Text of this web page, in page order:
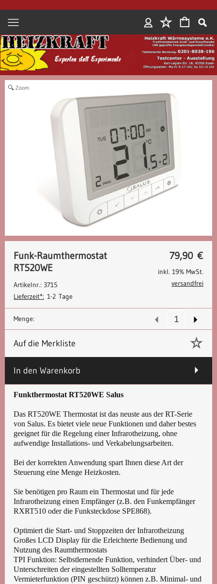
Anmelden
Zoom
79,90 €
Funk-Raumthermostat
RT520WE
Artikelnr.: 3715
Lieferzeit*: 1-2 Tage
inkl. 19% MwSt.
versandfrei
Menge:
Auf die Merkliste
In den Warenkorb
Funkthermostat RT520WE Salus
Das RT520WE Thermostat ist das neuste aus der RT-Serie
von Salus. Es bietet viele neue Funktionen und daher bestes
geeignet für die Regelung einer Infrarotheizung, ohne
aufwendige Installations- und Verkabelungsarbeiten.
Bei der korrekten Anwendung spart Ihnen diese Art der
Steuerung eine Menge Heizkosten.
Sie benötigen pro Raum ein Thermostat und für jede
Infrarotheizung einen Empfänger (z.B. den Funkempfänger
RXRT510 oder die Funksteckdose SPE868).
Optimiert die Start- und Stoppzeiten der Infrarotheizung
Großes LCD Display für die Erleichterte Bedienung und
Nutzung des Raumthermostats
TPI Funktion: Selbstlernende Funktion, verhindert Über- und
Unterschreiten der eingestellten Solltemperatur
Vermieterfunktion (PIN geschützt) können z.B. Minimal- und